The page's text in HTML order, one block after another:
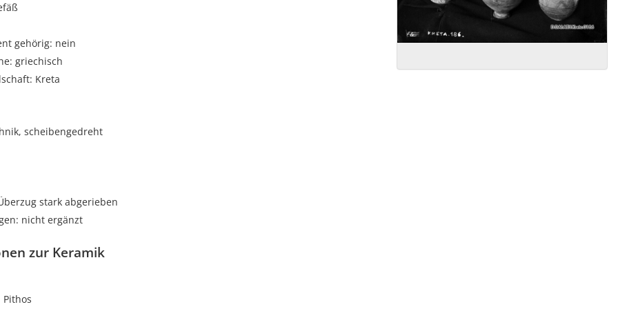
gehörig: nein
griechisch
Kreta
scheibengedreht
stark abgerieben
nicht ergänzt
zur Keramik
Pithos